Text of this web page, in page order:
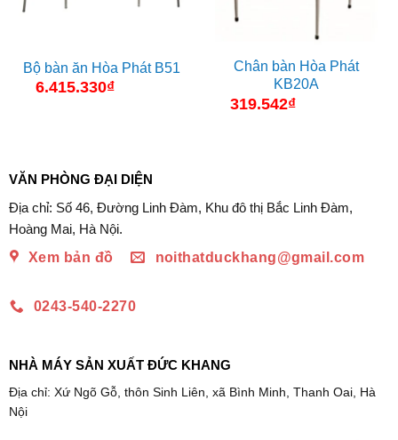
Bộ bàn ăn Hòa Phát B51
6.415.330₫
Chân bàn Hòa Phát
KB20A
319.542₫
VĂN PHÒNG ĐẠI DIỆN
Địa chỉ: Số 46, Đường Linh Đàm, Khu đô thị Bắc Linh Đàm,
Hoàng Mai, Hà Nội.
Xem bản đồ
noithatduckhang@gmail.com
0243-540-2270
NHÀ MÁY SẢN XUẤT ĐỨC KHANG
Địa chỉ: Xứ Ngõ Gỗ, thôn Sinh Liên, xã Bình Minh, Thanh Oai, Hà
Nội